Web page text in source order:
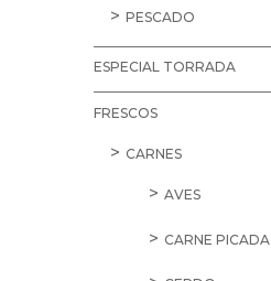
PESCADO
ESPECIAL TORRADA
FRESCOS
CARNES
AVES
CARNE PICADA